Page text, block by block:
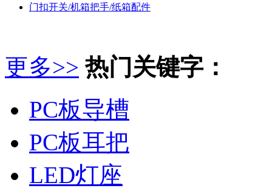
门扣开关/机箱把手/纸箱配件
更多>> 热门关键字：
PC板导槽
PC板耳把
LED灯座